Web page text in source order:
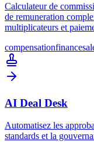
Calculateur de
de remuneration
multiplicateurs et
compensationfinance
AI Deal Desk
Automatisez les
standards et la